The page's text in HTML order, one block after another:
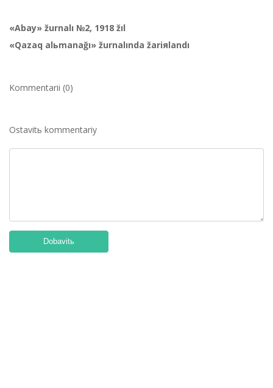
«Abay» žurnalı №2, 1918 žıl
«Qazaq alьmanağı» žurnalında žariяlandı
Kommentarii (0)
Ostavitь kommentariy
Dobavitь